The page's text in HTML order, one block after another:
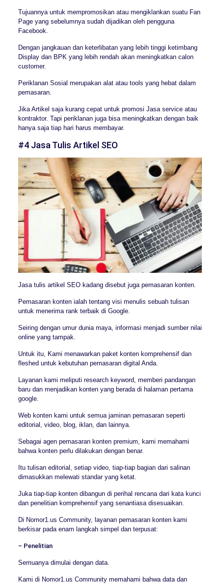
Tujuannya untuk mempromosikan atau mengiklankan suatu Fan
Page yang sebelumnya sudah dijadikan oleh pengguna
Facebook.
Dengan jangkauan dan keterlibatan yang lebih tinggi ketimbang
Display dan BPK yang lebih rendah akan meningkatkan calon
customer.
Periklanan Sosial merupakan alat atau tools yang hebat dalam
pemasaran.
Jika Artikel saja kurang cepat untuk promosi Jasa service atau
kontraktor. Tapi periklanan juga bisa meningkatkan dengan baik
hanya saja tiap hari harus membayar.
#4 Jasa Tulis Artikel SEO
Jasa tulis artikel SEO kadang disebut juga pemasaran konten.
Pemasaran konten ialah tentang visi menulis sebuah tulisan
untuk menerima rank terbaik di Google.
Seiring dengan umur dunia maya, informasi menjadi sumber nilai
online yang tampak.
Untuk itu, Kami menawarkan paket konten komprehensif dan
fleshed untuk kebutuhan pemasaran digital Anda.
Layanan kami meliputi research keyword, memberi pandangan
baru dan menjadikan konten yang berada di halaman pertama
google.
Web konten kami untuk semua jaminan pemasaran seperti
editorial, video, blog, iklan, dan lainnya.
Sebagai agen pemasaran konten premium, kami memahami
bahwa konten perlu dilakukan dengan benar.
Itu tulisan editorial, setiap video, tiap-tiap bagian dari salinan
dimasukkan melewati standar yang ketat.
Juka tiap-tiap konten dibangun di perihal rencana dari kata kunci
dan penelitian komprehensif yang senantiasa disesuaikan.
Di Nomor1.us Community, layanan pemasaran konten kami
berkisar pada enam langkah simpel dan terpusat:
– Penelitian
Semuanya dimulai dengan data.
Kami di Nomor1.us Community memahami bahwa data dan